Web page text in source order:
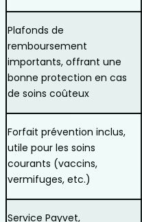
Plafonds de
remboursement
importants, offrant une
bonne protection en cas
de soins coûteux
Forfait prévention inclus,
utile pour les soins
courants (vaccins,
vermifuges, etc.)
Service Payvet,